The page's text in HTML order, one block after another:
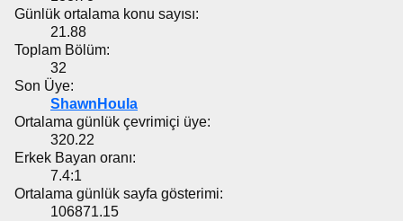
Günlük ortalama konu sayısı:
21.88
Toplam Bölüm:
32
Son Üye:
ShawnHoula
Ortalama günlük çevrimiçi üye:
320.22
Erkek Bayan oranı:
7.4:1
Ortalama günlük sayfa gösterimi:
106871.15